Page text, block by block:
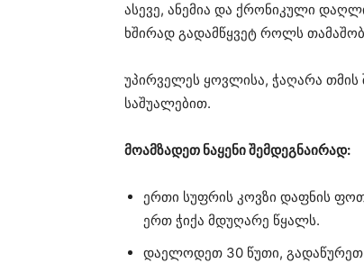
ასევე, ანემია და ქრონიკული
ხშირად გადამწყვეტ როლს
უპირველეს ყოვლისა, ჭაღარა თმის
საშუალებით.
მოამზადეთ ნაყენი შემდეგნაირად:
ერთი სუფრის კოვზი დაფნის
ერთ ჭიქა მდუღარე წყალს.
დაელოდეთ 30 წუთი, გადაწურეთ